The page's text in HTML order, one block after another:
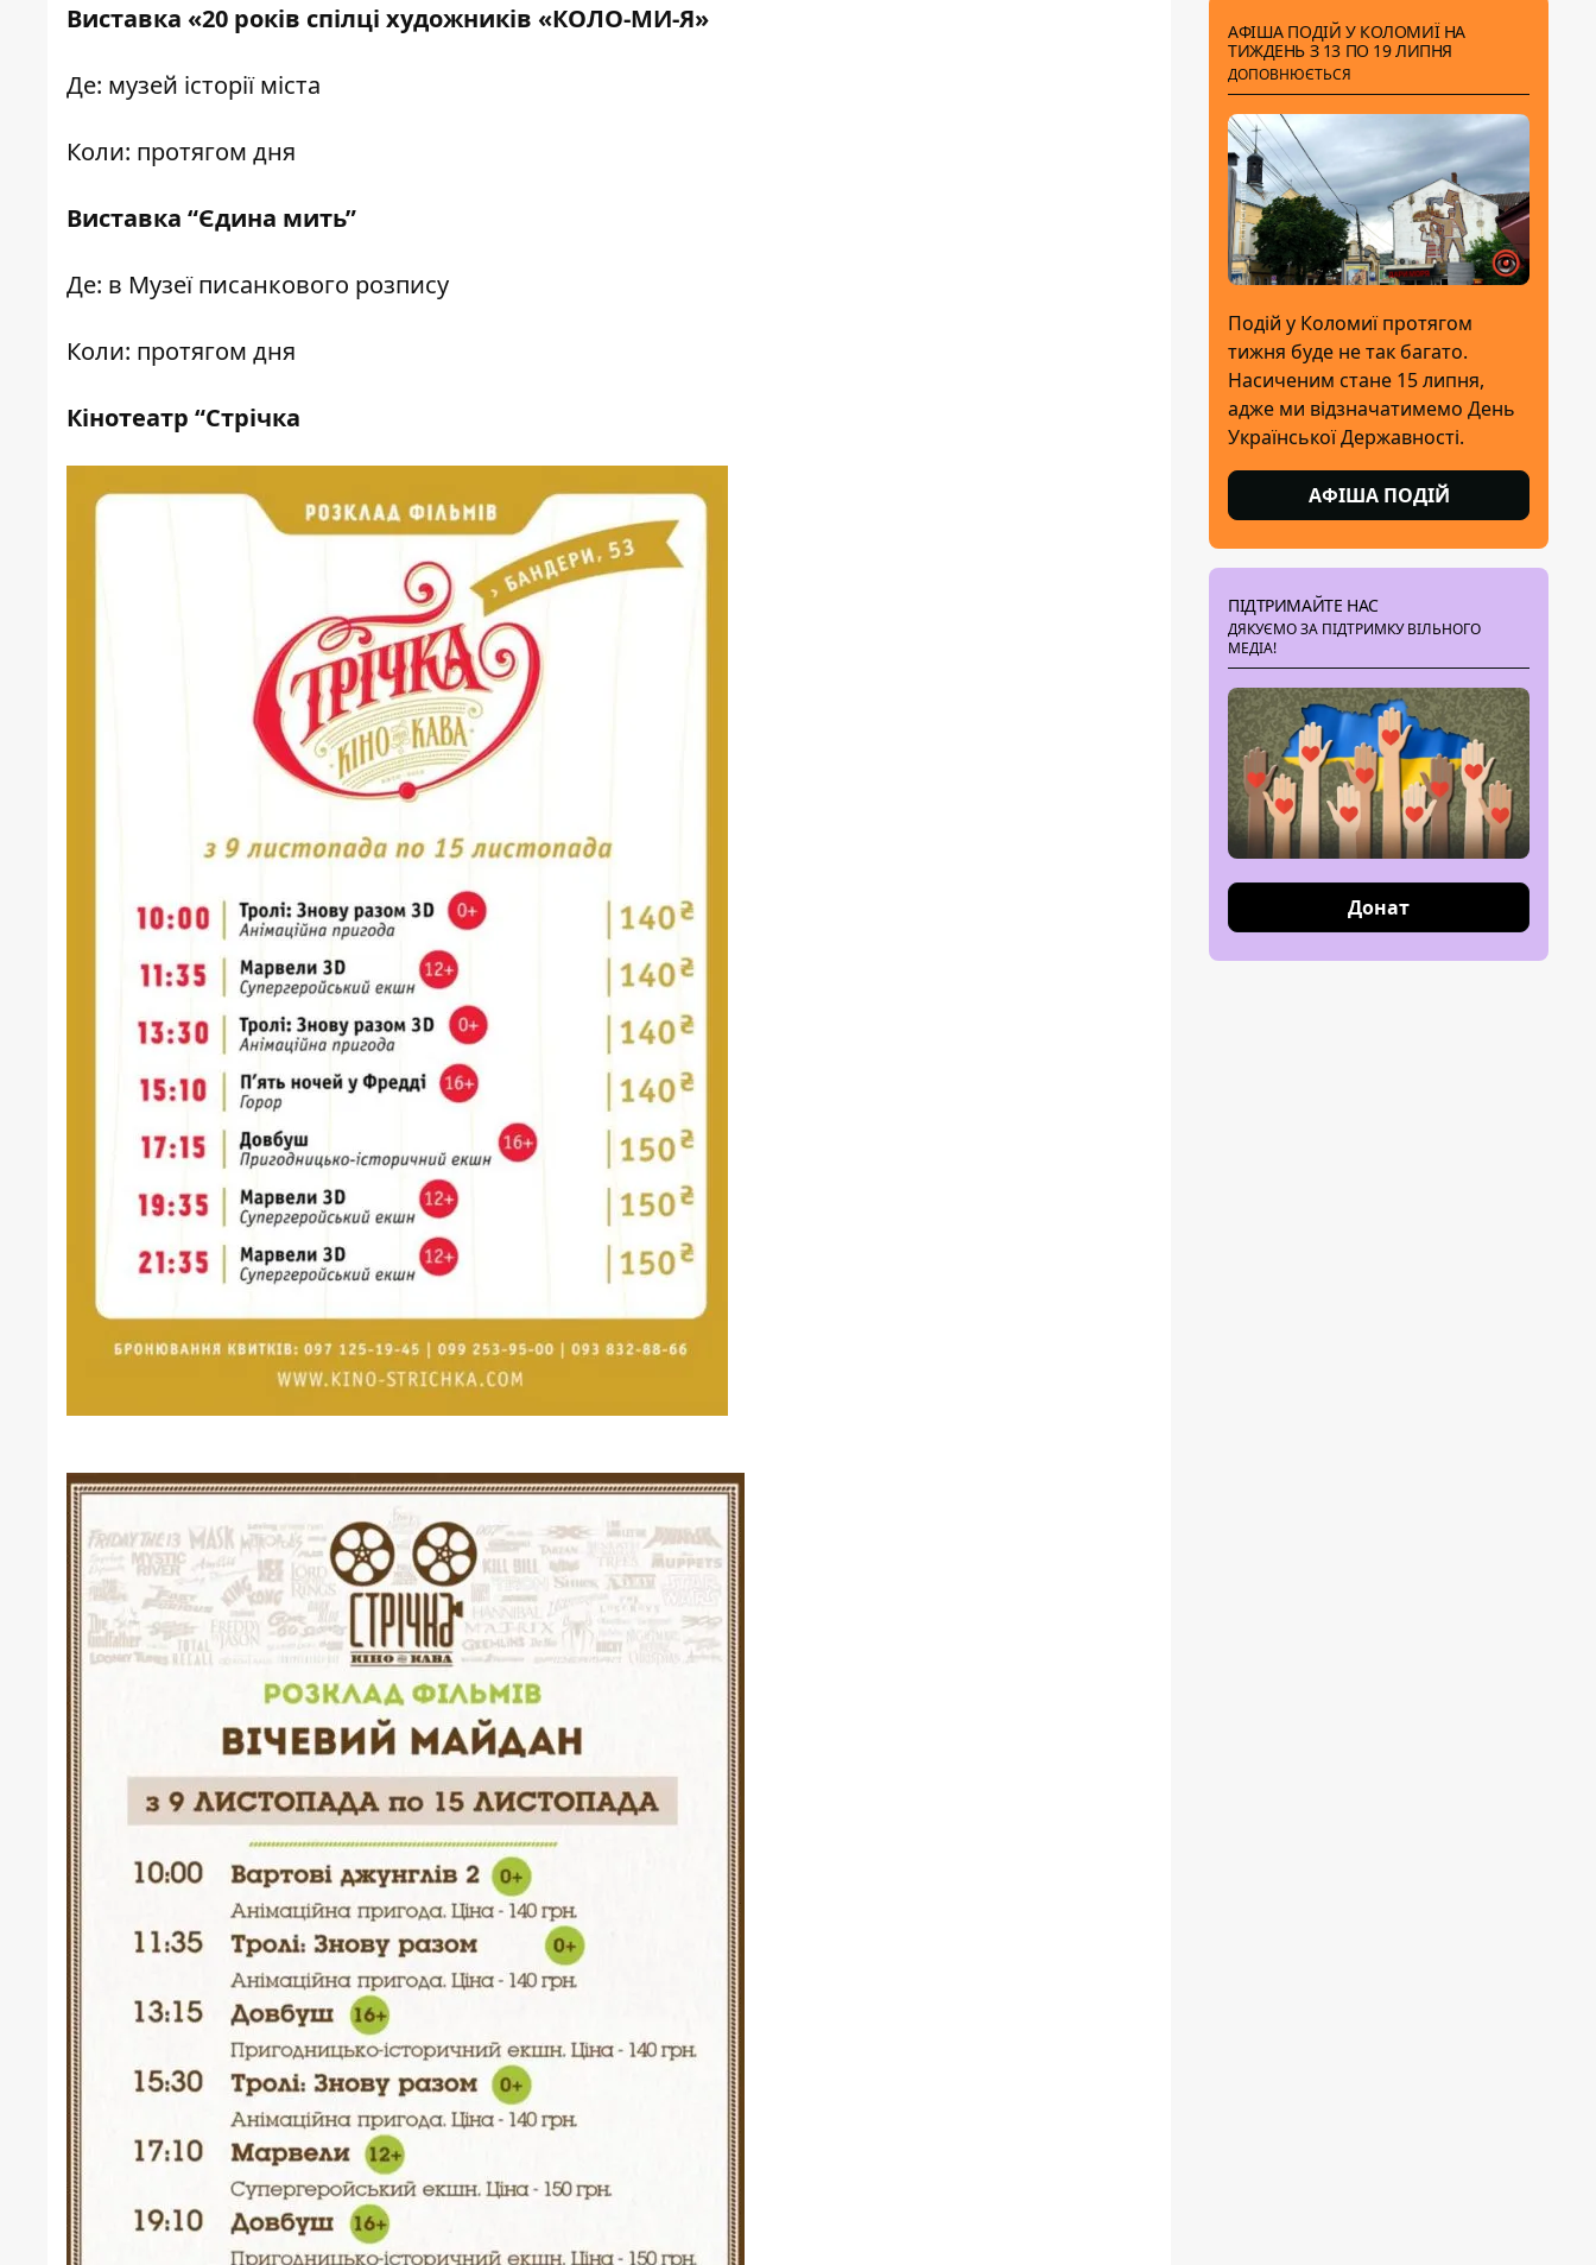
Виставка «20 років спілці художників «КОЛО-МИ-Я»
Де: музей історії міста
Коли: протягом дня
Виставка “Єдина мить”
Де: в Музеї писанкового розпису
Коли: протягом дня
Кінотеатр “Стрічка
АФІША ПОДІЙ У КОЛОМИЇ НА
ТИЖДЕНЬ З 13 ПО 19 ЛИПНЯ
ДОПОВНЮЄТЬСЯ
Подій у Коломиї протягом
тижня буде не так багато.
Насиченим стане 15 липня,
адже ми відзначатимемо День
Української Державності.
АФІША ПОДІЙ
ПІДТРИМАЙТЕ НАС
ДЯКУЄМО ЗА ПІДТРИМКУ ВІЛЬНОГО
МЕДІА!
Донат